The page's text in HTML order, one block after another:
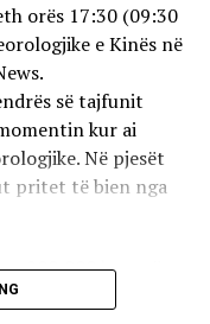
procese
paguhen
u bëhet thirrje
mundësuar pagesat
noterëve dhe
orës 17:30 (09:30
e Kinës në
së tajfunit
kur ai
Në pjesët
pritet të bien nga
900,000 banorë
shumë se 1,000